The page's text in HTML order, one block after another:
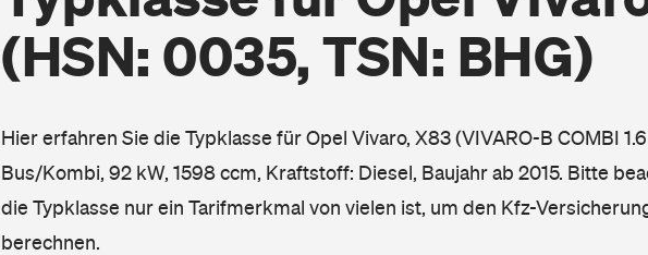
(HSN: 0035, TSN: BHG)
Hier erfahren Sie die Typklasse für Opel Vivaro, X83 (VIVARO-B COMBI
Bus/Kombi, 92 kW, 1598 ccm, Kraftstoff: Diesel, Baujahr ab 2015. Bitte
die Typklasse nur ein Tarifmerkmal von vielen ist, um den Kfz-
berechnen.